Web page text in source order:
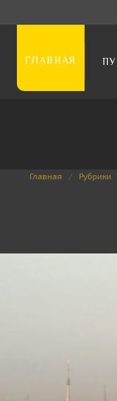
ГЛАВНАЯ
Главная Рубрики